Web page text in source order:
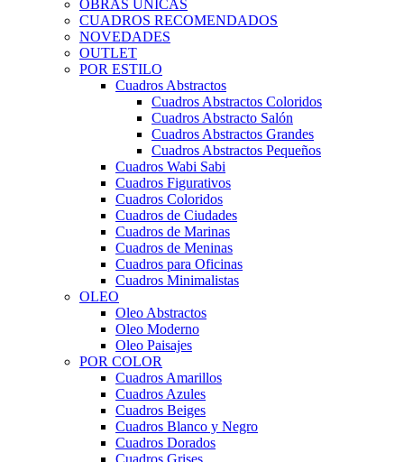
OBRAS ÚNICAS
CUADROS RECOMENDADOS
NOVEDADES
OUTLET
POR ESTILO
Cuadros Abstractos
Cuadros Abstractos Coloridos
Cuadros Abstracto Salón
Cuadros Abstractos Grandes
Cuadros Abstractos Pequeños
Cuadros Wabi Sabi
Cuadros Figurativos
Cuadros Coloridos
Cuadros de Ciudades
Cuadros de Marinas
Cuadros de Meninas
Cuadros para Oficinas
Cuadros Minimalistas
OLEO
Oleo Abstractos
Oleo Moderno
Oleo Paisajes
POR COLOR
Cuadros Amarillos
Cuadros Azules
Cuadros Beiges
Cuadros Blanco y Negro
Cuadros Dorados
Cuadros Grises